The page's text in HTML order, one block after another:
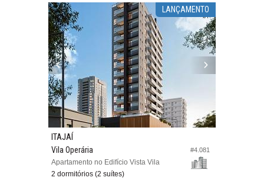
LANÇAMENTO
#4.081
ITAJAÍ
Vila Operária
Apartamento no Edifício Vista Vila
2 dormitórios (2 suítes)